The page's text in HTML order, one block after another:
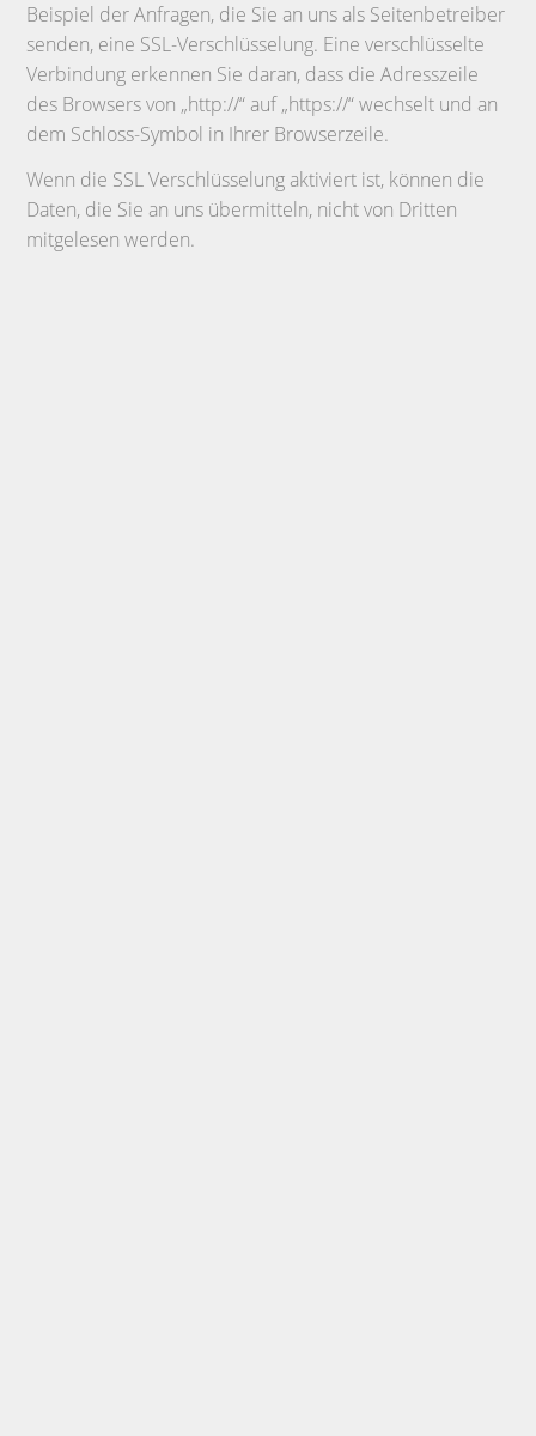
Beispiel der Anfragen, die Sie an uns als Seitenbetreiber
senden, eine SSL-Verschlüsselung. Eine verschlüsselte
Verbindung erkennen Sie daran, dass die Adresszeile
des Browsers von „http://“ auf „https://“ wechselt und an
dem Schloss-Symbol in Ihrer Browserzeile.
Wenn die SSL Verschlüsselung aktiviert ist, können die
Daten, die Sie an uns übermitteln, nicht von Dritten
mitgelesen werden.